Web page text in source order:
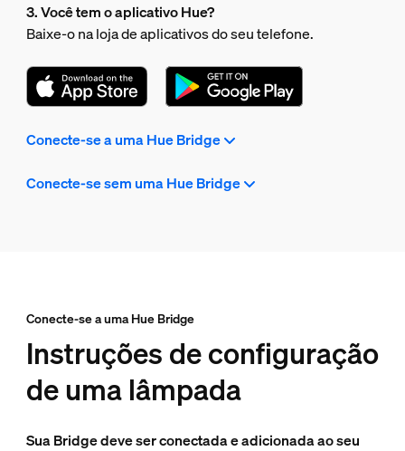
3. Você tem o aplicativo Hue?
Baixe-o na loja de aplicativos do seu telefone.
Conecte-se a uma Hue Bridge
Conecte-se sem uma Hue Bridge
Conecte-se a uma Hue Bridge
Instruções de configuração
de uma lâmpada
Sua Bridge deve ser conectada e adicionada ao seu